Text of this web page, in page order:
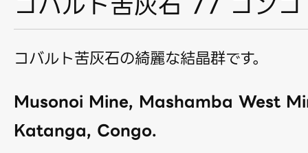
コバルト苦灰石の綺麗な結晶群です。
Musonoi Mine, Mashamba West
Katanga, Congo.